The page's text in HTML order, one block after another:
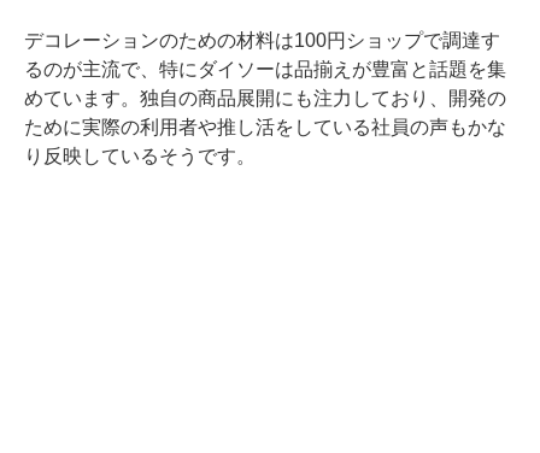
デコレーションのための材料は100円ショップで調達す
るのが主流で、特にダイソーは品揃えが豊富と話題を集
めています。独自の商品展開にも注力しており、開発の
ために実際の利用者や推し活をしている社員の声もかな
り反映しているそうです。